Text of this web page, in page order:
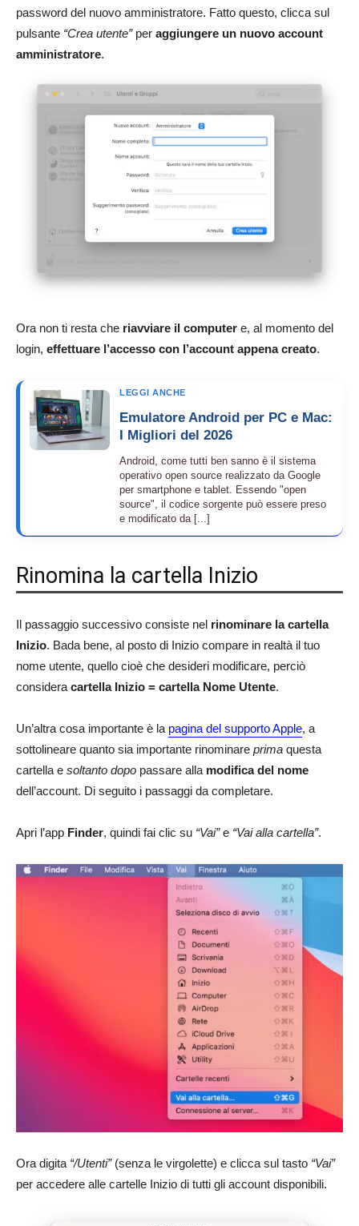
password del nuovo amministratore. Fatto questo, clicca sul
pulsante “Crea utente”per aggiungere un nuovo account
amministratore.
Ora non ti resta che riavviare il computer e, al momento del
login, effettuare l’accesso con l’account appena creato.
LEGGI ANCHE
Emulatore Android per PC e Mac:
I Migliori del 2026
Android, come tutti ben sanno è il sistema
operativo open source realizzato da Google
per smartphone e tablet. Essendo "open
source", il codice sorgente può essere preso
e modificato da [...]
Rinomina la cartella Inizio
Il passaggio successivo consiste nel rinominare la cartella
Inizio. Bada bene, al posto di Inizio compare in realtà il tuo
nome utente, quello cioè che desideri modificare, perciò
considera cartella Inizio = cartella Nome Utente.
Un’altra cosa importante è la pagina del supporto Apple, a
sottolineare quanto sia importante rinominare prima questa
cartella e soltanto dopo passare alla modifica del nome
dell’account. Di seguito i passaggi da completare.
Apri l’app Finder, quindi fai clic su “Vai”e “Vai alla cartella”.
Ora digita “/Utenti”(senza le virgolette) e clicca sul tasto “Vai”
per accedere alle cartelle Inizio di tutti gli account disponibili.